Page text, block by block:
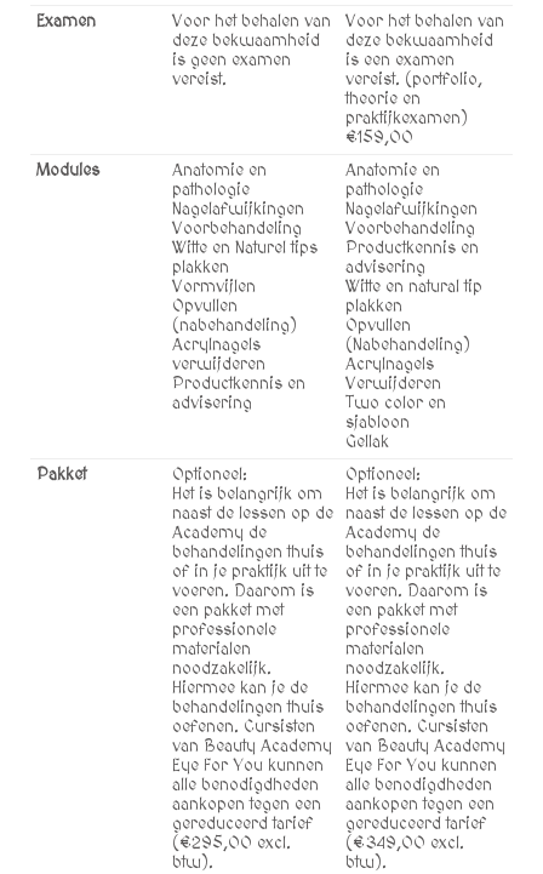
Examen
Voor het behalen van
deze bekwaamheid
is geen examen
vereist.
Voor het behalen van
deze bekwaamheid
is een examen
vereist. (portfolio,
theorie en
praktijkexamen)
€159,00
Modules
Anatomie en
pathologie
Nagelafwijkingen
Voorbehandeling
Witte en Naturel tips
plakken
Vormvijlen
Opvullen
(nabehandeling)
Acrylnagels
verwijderen
Productkennis en
advisering
Anatomie en
pathologie
Nagelafwijkingen
Voorbehandeling
Productkennis en
advisering
Witte en natural tip
plakken
Opvullen
(Nabehandeling)
Acrylnagels
Verwijderen
Two color en
sjabloon
Gellak
Pakket
Optioneel:
Het is belangrijk om
naast de lessen op de
Academy de
behandelingen thuis
of in je praktijk uit te
voeren. Daarom is
een pakket met
professionele
materialen
noodzakelijk.
Hiermee kan je de
behandelingen thuis
oefenen. Cursisten
van Beauty Academy
Eye For You kunnen
alle benodigdheden
aankopen tegen een
gereduceerd tarief
(€295,00 excl.
btw).
Optioneel:
Het is belangrijk om
naast de lessen op de
Academy de
behandelingen thuis
of in je praktijk uit te
voeren. Daarom is
een pakket met
professionele
materialen
noodzakelijk.
Hiermee kan je de
behandelingen thuis
oefenen. Cursisten
van Beauty Academy
Eye For You kunnen
alle benodigdheden
aankopen tegen een
gereduceerd tarief
(€349,00 excl.
btw).